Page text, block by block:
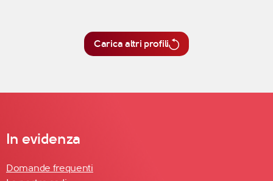
Carica altri profili
In evidenza
Domande frequenti